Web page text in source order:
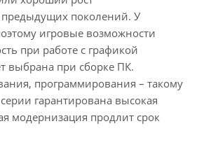
предыдущих поколений. У
игровые возможности
при работе с графикой
выбрана при сборке ПК.
программирования – такому
гарантирована высокая
модернизация продлит срок